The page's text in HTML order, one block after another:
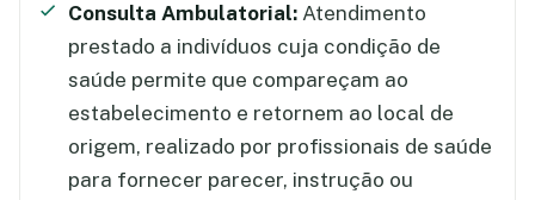
Consulta Ambulatorial: Atendimento
prestado a indivíduos cuja condição de
saúde permite que compareçam ao
estabelecimento e retornem ao local de
origem, realizado por profissionais de saúde
para fornecer parecer, instrução ou